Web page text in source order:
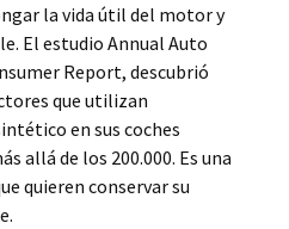
la vida útil del motor y
El estudio Annual Auto
Report, descubrió
que utilizan
en sus coches
allá de los 200.000. Es una
quieren conservar su